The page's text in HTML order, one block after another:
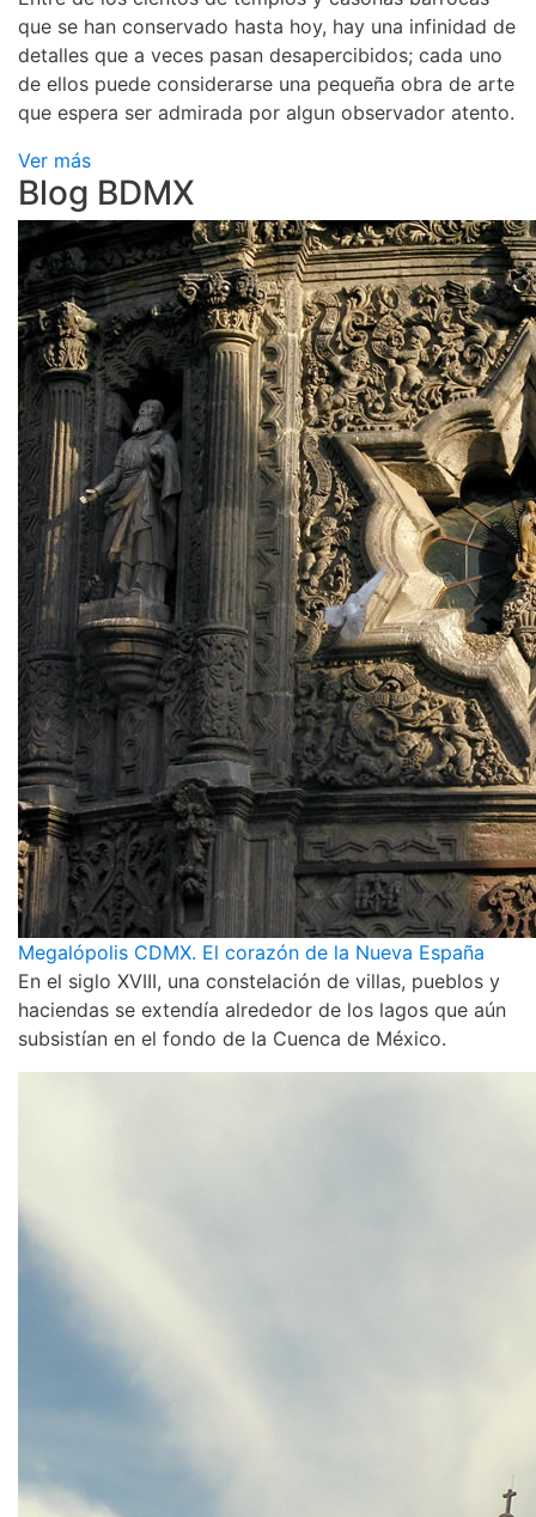
que se han conservado hasta hoy, hay una infinidad de
detalles que a veces pasan desapercibidos; cada uno
de ellos puede considerarse una pequeña obra de arte
que espera ser admirada por algun observador atento.
Ver más
Blog BDMX
Megalópolis CDMX. El corazón de la Nueva España
En el siglo XVIII, una constelación de villas, pueblos y
haciendas se extendía alrededor de los lagos que aún
subsistían en el fondo de la Cuenca de México.